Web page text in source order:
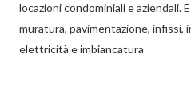
locazioni condominiali e aziendali.
muratura, pavimentazione, infissi,
elettricità e imbiancatura